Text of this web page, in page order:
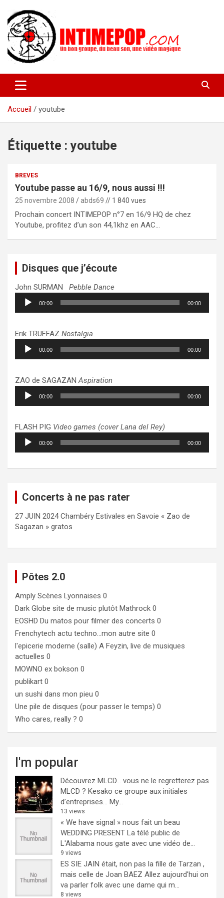
contenu
intimepop.com
actuelles pop rock, post-rock, indé sur Lyon. rock pop concert
lyon
Accueil
youtube
Étiquette :youtube
BREVES
Youtube passe au 16/9, nous aussi !!!
25 novembre 2008 abds69 // 1 840 vues
Prochain concert INTIMEPOP n°7 en 16/9 HQ de chez
Youtube, profitez d’un son 44,1khz en AAC…
Disques que j’écoute
John SURMAN Pebble Dance
Lecteur
audio
00:00 00:00
Erik TRUFFAZ Nostalgia
Lecteur
audio
00:00 00:00
ZAO de SAGAZANAspiration
Lecteur
audio
00:00 00:00
FLASH PIG Video games (cover Lana del Rey)
Lecteur
audio
00:00 00:00
Concerts à ne pas rater
27 JUIN 2024 Chambéry Estivales en Savoie « Zao de
Sagazan » gratos
Pôtes 2.0
Amply Scènes Lyonnaises 0
Dark Globe site de music plutôt Mathrock 0
EOSHD Du matos pour filmer des concerts 0
Frenchytech actu techno…mon autre site 0
l'epicerie moderne (salle) A Feyzin, live de musiques
actuelles 0
MOWNO ex bokson 0
publikart 0
un sushi dans mon pieu 0
Une pile de disques (pour passer le temps) 0
Who cares, really ? 0
I'm popular
Découvrez MLCD… vous ne le regretterez pas
MLCD ? Kesako ce groupe aux initiales
d’entreprises… My...
13 views
« We have signal » nous fait un beau
WEDDING PRESENT La télé public de
L'Alabama nous gate avec une vidéo de...
9 views
ES SIE JAIN était, non pas la fille de Tarzan ,
mais celle de Joan BAEZ Allez aujourd'hui on
va parler folk avec une dame qui m...
8 views